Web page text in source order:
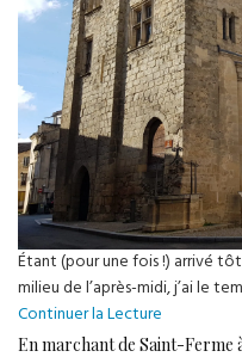
Étant (pour une fois !) arrivé
milieu de l’après-midi, j’ai le
Continuer la Lecture
Réole
En marchant de Saint-Ferme